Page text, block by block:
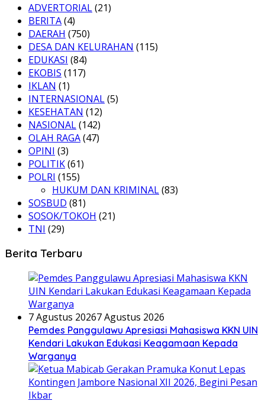
ADVERTORIAL(21)
BERITA(4)
DAERAH (750)
DESA DAN KELURAHAN (115)
EDUKASI (84)
EKOBIS (117)
IKLAN (1)
INTERNASIONAL(5)
KESEHATAN (12)
NASIONAL(142)
OLAH RAGA(47)
OPINI (3)
POLITIK(61)
POLRI (155)
HUKUM DAN KRIMINAL(83)
SOSBUD (81)
SOSOK/TOKOH (21)
TNI (29)
Berita Terbaru
7 Agustus 20267 Agustus 2026
Pemdes Panggulawu Apresiasi Mahasiswa KKN UIN
Kendari Lakukan Edukasi Keagamaan Kepada
Warganya